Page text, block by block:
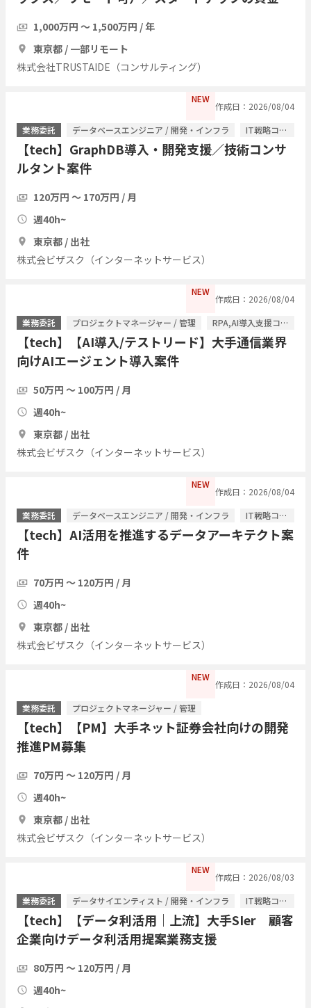
1,000万円 〜 1,500万円 / 年
東京都 / 一部リモート
株式会社TRUSTAIDE（コンサルティング）
NEW
作成日：2026/08/04
業務委託
データベースエンジニア / 開発・インフラ IT戦略コンサル / ITコンサルタント
【tech】GraphDB導入・開発支援／技術コンサ
ルタント案件
120万円 〜 170万円 / 月
週40h~
東京都 / 出社
株式会ビザスク（インターネットサービス）
NEW
作成日：2026/08/04
業務委託
プロジェクトマネージャー / 管理 RPA,AI導入支援コンサル / ITコンサルタント
【tech】【AI導入/テストリード】大手通信業界
向けAIエージェント導入案件
50万円 〜 100万円 / 月
週40h~
東京都 / 出社
株式会ビザスク（インターネットサービス）
NEW
作成日：2026/08/04
業務委託
データベースエンジニア / 開発・インフラ IT戦略コンサル / ITコンサルタント
【tech】AI活用を推進するデータアーキテクト案
件
70万円 〜 120万円 / 月
週40h~
東京都 / 出社
株式会ビザスク（インターネットサービス）
NEW
作成日：2026/08/04
業務委託
プロジェクトマネージャー / 管理
【tech】【PM】大手ネット証券会社向けの開発
推進PM募集
70万円 〜 120万円 / 月
週40h~
東京都 / 出社
株式会ビザスク（インターネットサービス）
NEW
作成日：2026/08/03
業務委託
データサイエンティスト / 開発・インフラ IT戦略コンサル / ITコンサルタント
【tech】【データ利活用｜上流】大手SIer 顧客
企業向けデータ利活用提案業務支援
80万円 〜 120万円 / 月
週40h~